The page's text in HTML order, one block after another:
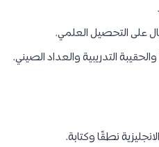
على التحصيل العلمي.
التدريبية والعداد الصيني.